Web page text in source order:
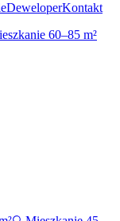
DeweloperKontakt
60–85 m²